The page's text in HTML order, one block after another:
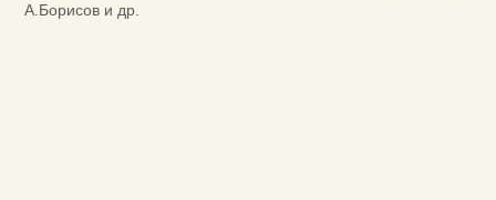
А.Борисов и др.